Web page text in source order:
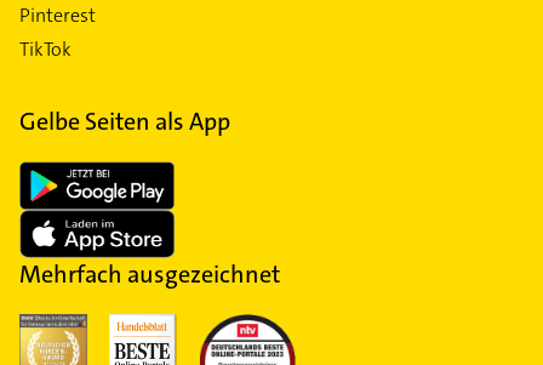
Pinterest
TikTok
Gelbe Seiten als App
Mehrfach ausgezeichnet